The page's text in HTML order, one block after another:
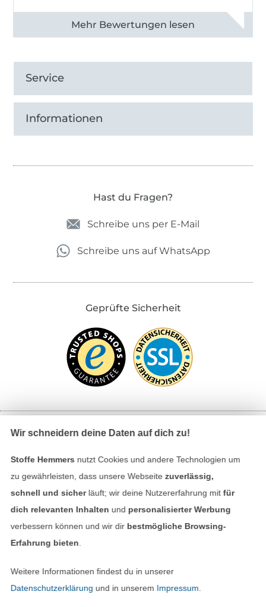
Alle 83031 Bewertungen ansehen
Service
Informationen
Hast du Fragen?
Schreibe uns per E-Mail
Schreibe uns auf WhatsApp
Geprüfte Sicherheit
Unsere Versandpartner
Wir schneidern deine Daten auf dich zu!
Stoffe Hemmers nutzt Cookies und andere Technologien um
zu gewährleisten, dass unsere Webseite zuverlässig,
schnell und sicherläuft; wir deine Nutzererfahrung mitfür
dich relevanten Inhalten und personalisierter Werbung
verbessern können und wir dir bestmögliche Browsing-
Erfahrung bieten
Weitere Informationen findest du in unserer
Datenschutzerklärung und in unserem Impressum